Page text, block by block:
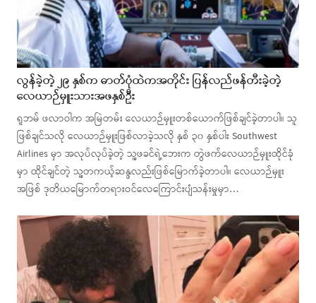
လွန်ခဲ့တဲ့ ၂၉ နှစ်က ဓာတ်ပုံထဲကအတိုင်း ပြန်လည်ဖန်တီးခဲ့တဲ့
လေယာဉ်မှူးသားအဖနှစ်ဦး
ရူဘမ် ဖလာဝါက အမြဲတမ်း လေယာဉ်မှူးတစ်ယောက်ဖြစ်ချင်ခဲ့တာပါ။ သူ
ဖြစ်ချင်သလို လေယာဉ်မှူးဖြစ်လာခဲ့သလို နှစ် ၃၀ နှစ်ပါး Southwest
Airlines မှာ အလုပ်လုပ်ခဲ့တဲ့ သူ့ဖခင်ရဲ့ဘေးက တွဲဖက်လေယာဉ်မှူးထိုင်ခုံ
မှာ ထိုင်ချင်တဲ့ သူ့တကယ့်ဆန္ဒလည်းဖြစ်မြောက်ခဲ့တာပါ။ လေယာဉ်မှူး
အဖြစ် ဒုတိယမြောက်တရားဝင်လေကြောင်းပျံသန်းမှုမှာ…